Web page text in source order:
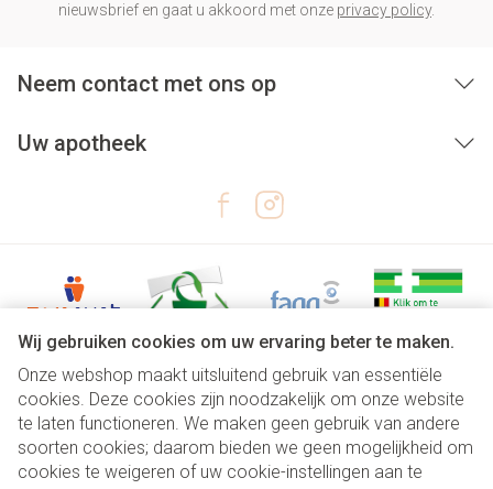
Wij gebruiken cookies om uw ervaring beter te maken.
Onze webshop maakt uitsluitend gebruik van essentiële
cookies. Deze cookies zijn noodzakelijk om onze website
te laten functioneren. We maken geen gebruik van andere
soorten cookies; daarom bieden we geen mogelijkheid om
cookies te weigeren of uw cookie-instellingen aan te
nieuwsbrief en gaat u akkoord met onze privacy policy.
Neem contact met ons op
Uw apotheek
Juridische links